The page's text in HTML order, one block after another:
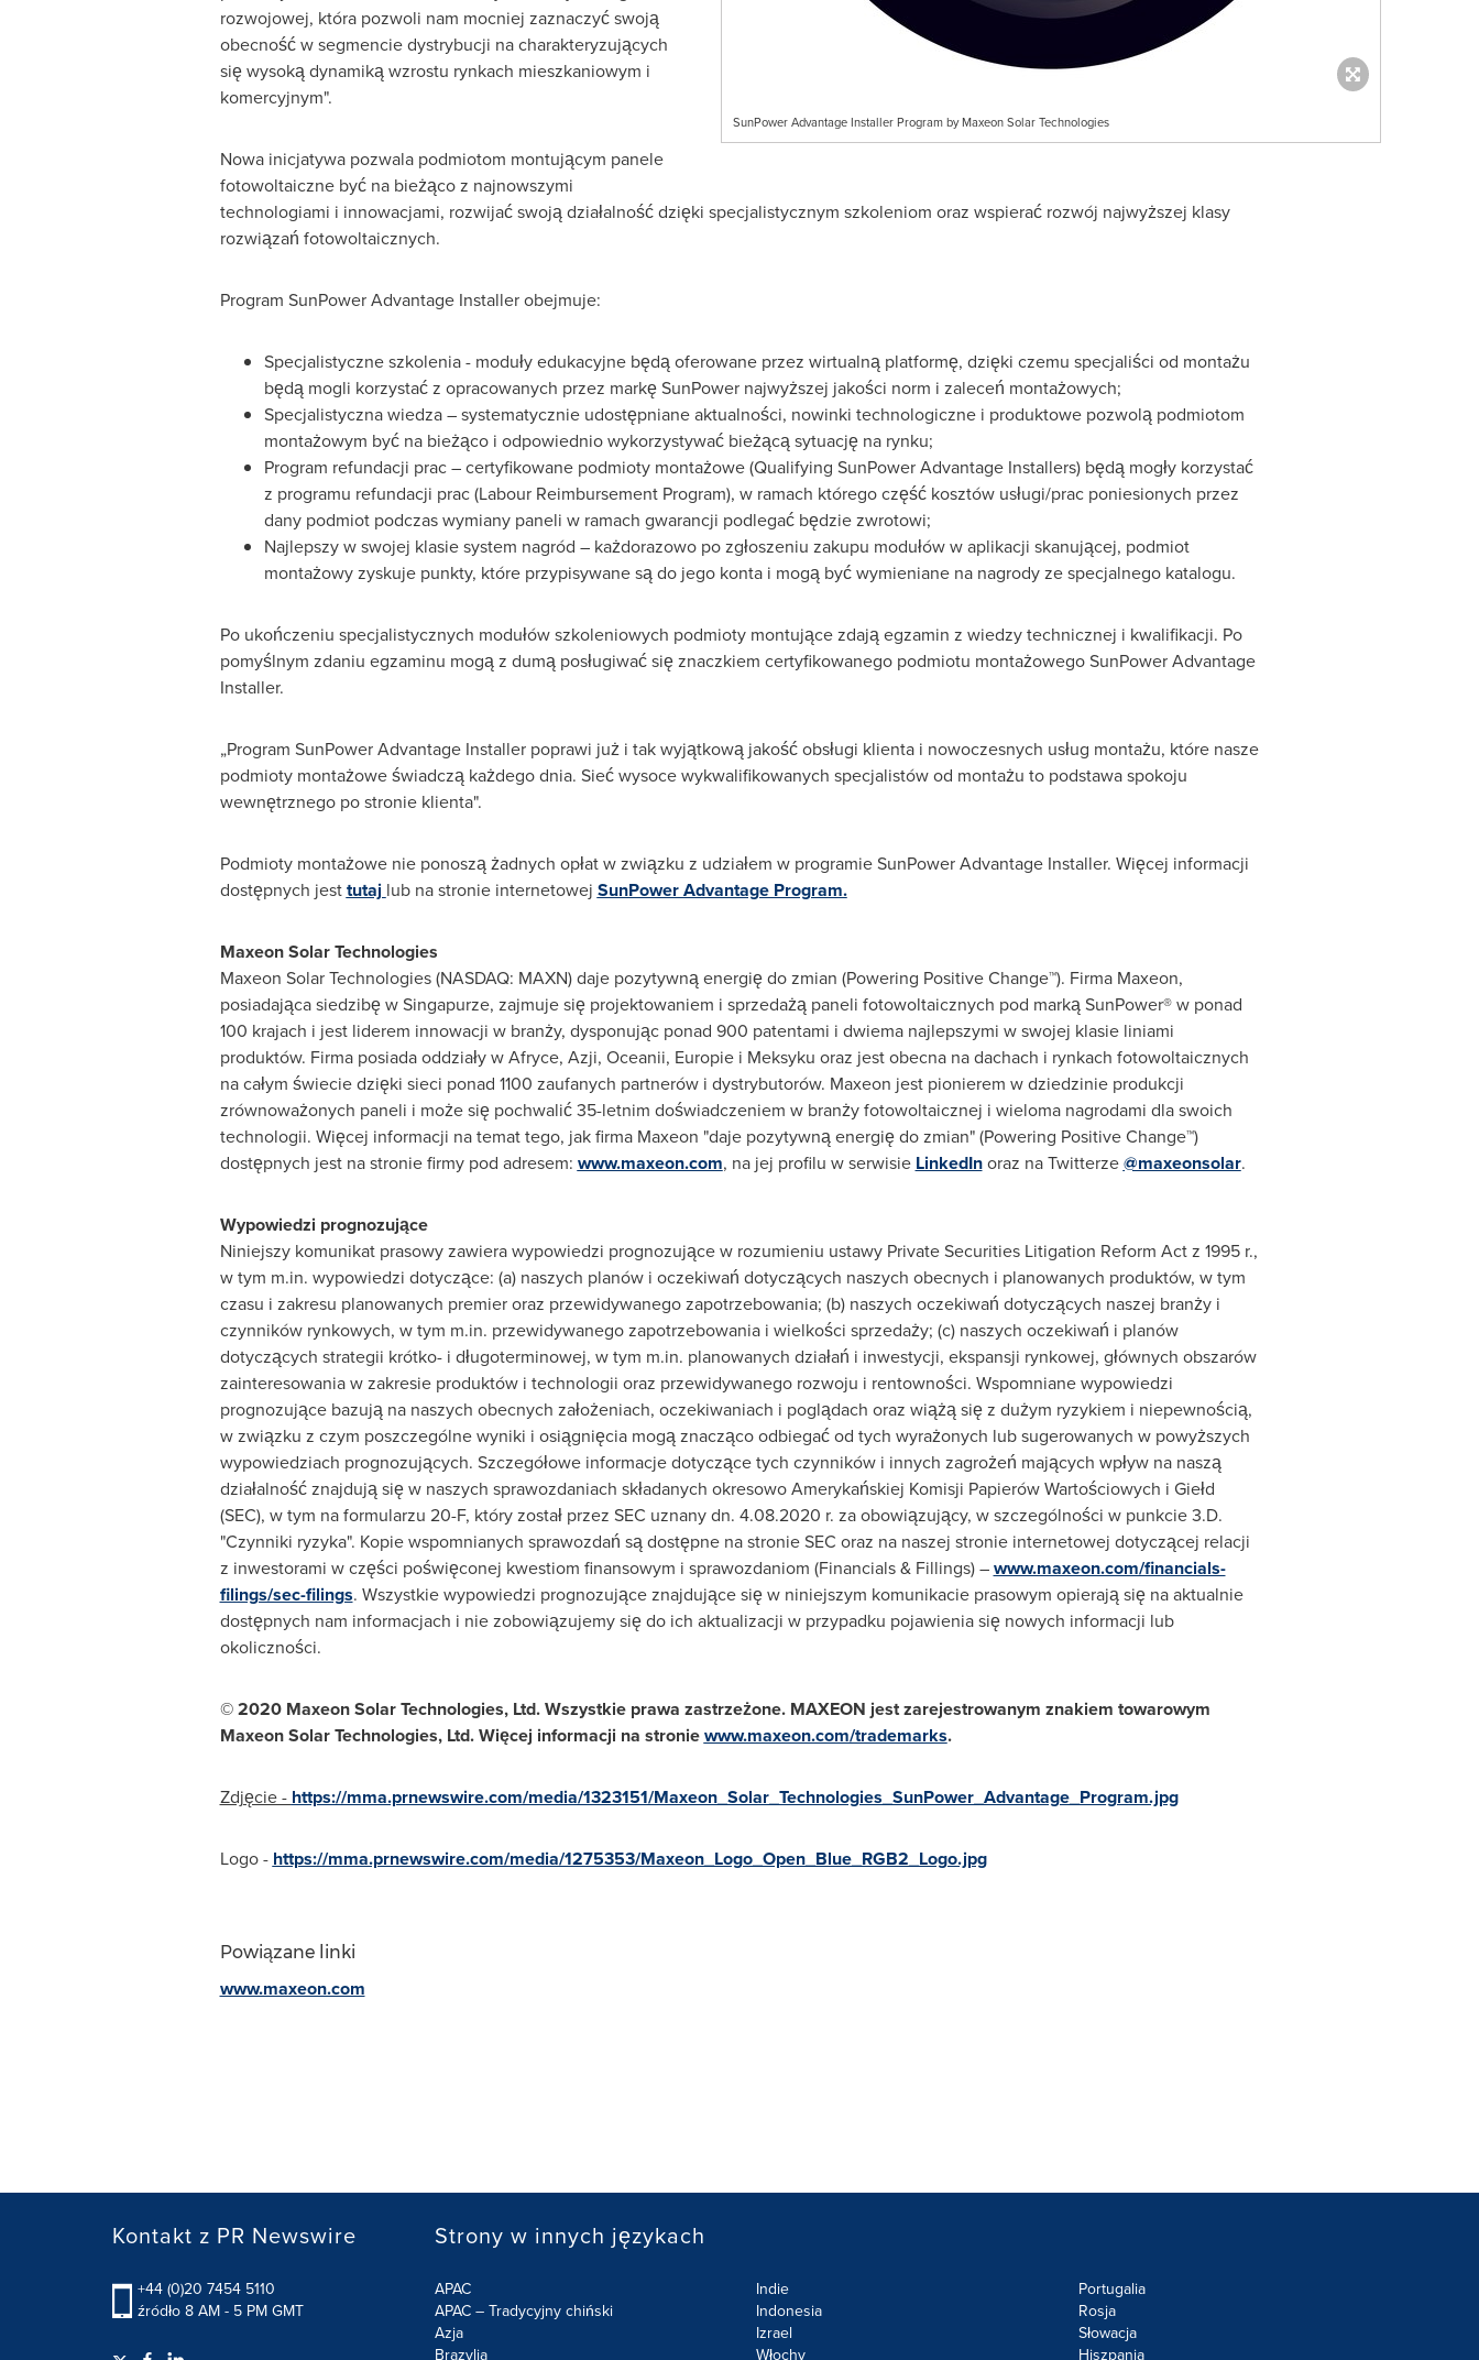
SunPower Advantage Installer Program by Maxeon Solar Technologies
rozwojowej, która pozwoli nam mocniej zaznaczyć swoją
obecność w segmencie dystrybucji na charakteryzujących
się wysoką dynamiką wzrostu rynkach mieszkaniowym i
komercyjnym".
Nowa inicjatywa pozwala podmiotom montującym panele
fotowoltaiczne być na bieżąco z najnowszymi
technologiami i innowacjami, rozwijać swoją działalność dzięki specjalistycznym szkoleniom oraz wspierać rozwój najwyższej klasy
rozwiązań fotowoltaicznych.
Program SunPower Advantage Installer obejmuje:
Specjalistyczne szkolenia - moduły edukacyjne będą oferowane przez wirtualną platformę, dzięki czemu specjaliści od montażu
będą mogli korzystać z opracowanych przez markę SunPower najwyższej jakości norm i zaleceń montażowych;
Specjalistyczna wiedza – systematycznie udostępniane aktualności, nowinki technologiczne i produktowe pozwolą podmiotom
montażowym być na bieżąco i odpowiednio wykorzystywać bieżącą sytuację na rynku;
Program refundacji prac – certyfikowane podmioty montażowe (Qualifying SunPower Advantage Installers) będą mogły korzystać
z programu refundacji prac (Labour Reimbursement Program), w ramach którego część kosztów usługi/prac poniesionych przez
dany podmiot podczas wymiany paneli w ramach gwarancji podlegać będzie zwrotowi;
Najlepszy w swojej klasie system nagród – każdorazowo po zgłoszeniu zakupu modułów w aplikacji skanującej, podmiot
montażowy zyskuje punkty, które przypisywane są do jego konta i mogą być wymieniane na nagrody ze specjalnego katalogu.
Po ukończeniu specjalistycznych modułów szkoleniowych podmioty montujące zdają egzamin z wiedzy technicznej i kwalifikacji. Po
pomyślnym zdaniu egzaminu mogą z dumą posługiwać się znaczkiem certyfikowanego podmiotu montażowego SunPower Advantage
Installer.
„Program SunPower Advantage Installer poprawi już i tak wyjątkową jakość obsługi klienta i nowoczesnych usług montażu, które nasze
podmioty montażowe świadczą każdego dnia. Sieć wysoce wykwalifikowanych specjalistów od montażu to podstawa spokoju
wewnętrznego po stronie klienta".
Podmioty montażowe nie ponoszą żadnych opłat w związku z udziałem w programie SunPower Advantage Installer. Więcej informacji
dostępnych jesttutaj lub na stronie internetowej SunPower Advantage Program.
Maxeon Solar Technologies
Maxeon Solar Technologies (NASDAQ: MAXN) daje pozytywną energię do zmian (Powering Positive Change™). Firma Maxeon,
posiadająca siedzibę w Singapurze, zajmuje się projektowaniem i sprzedażą paneli fotowoltaicznych pod marką SunPower® w ponad
100 krajach i jest liderem innowacji w branży, dysponując ponad 900 patentami i dwiema najlepszymi w swojej klasie liniami
produktów. Firma posiada oddziały w Afryce, Azji, Oceanii, Europie i Meksyku oraz jest obecna na dachach i rynkach fotowoltaicznych
na całym świecie dzięki sieci ponad 1100 zaufanych partnerów i dystrybutorów. Maxeon jest pionierem w dziedzinie produkcji
zrównoważonych paneli i może się pochwalić 35-letnim doświadczeniem w branży fotowoltaicznej i wieloma nagrodami dla swoich
technologii. Więcej informacji na temat tego, jak firma Maxeon "daje pozytywną energię do zmian" (Powering Positive Change™)
dostępnych jest na stronie firmy pod adresem: www.maxeon.com, na jej profilu w serwisie LinkedInoraz na Twitterze@maxeonsolar.
Wypowiedzi prognozujące
Niniejszy komunikat prasowy zawiera wypowiedzi prognozujące w rozumieniu ustawy Private Securities Litigation Reform Act z 1995 r.,
w tym m.in. wypowiedzi dotyczące: (a) naszych planów i oczekiwań dotyczących naszych obecnych i planowanych produktów, w tym
czasu i zakresu planowanych premier oraz przewidywanego zapotrzebowania; (b) naszych oczekiwań dotyczących naszej branży i
czynników rynkowych, w tym m.in. przewidywanego zapotrzebowania i wielkości sprzedaży; (c) naszych oczekiwań i planów
dotyczących strategii krótko- i długoterminowej, w tym m.in. planowanych działań i inwestycji, ekspansji rynkowej, głównych obszarów
zainteresowania w zakresie produktów i technologii oraz przewidywanego rozwoju i rentowności. Wspomniane wypowiedzi
prognozujące bazują na naszych obecnych założeniach, oczekiwaniach i poglądach oraz wiążą się z dużym ryzykiem i niepewnością,
w związku z czym poszczególne wyniki i osiągnięcia mogą znacząco odbiegać od tych wyrażonych lub sugerowanych w powyższych
wypowiedziach prognozujących. Szczegółowe informacje dotyczące tych czynników i innych zagrożeń mających wpływ na naszą
działalność znajdują się w naszych sprawozdaniach składanych okresowo Amerykańskiej Komisji Papierów Wartościowych i Giełd
(SEC), w tym na formularzu 20-F, który został przez SEC uznany dn. 4.08.2020 r. za obowiązujący, w szczególności w punkcie 3.D.
"Czynniki ryzyka". Kopie wspomnianych sprawozdań są dostępne na stronie SEC oraz na naszej stronie internetowej dotyczącej relacji
z inwestorami w części poświęconej kwestiom finansowym i sprawozdaniom (Financials & Fillings) –www.maxeon.com/financials-
filings/sec-filings. Wszystkie wypowiedzi prognozujące znajdujące się w niniejszym komunikacie prasowym opierają się na aktualnie
dostępnych nam informacjach i nie zobowiązujemy się do ich aktualizacji w przypadku pojawienia się nowych informacji lub
okoliczności.
© 2020 Maxeon Solar Technologies, Ltd. Wszystkie prawa zastrzeżone. MAXEON jest zarejestrowanym znakiem towarowym
Maxeon Solar Technologies, Ltd. Więcej informacji na stroniewww.maxeon.com/trademarks.
Zdjęcie - https://mma.prnewswire.com/media/1323151/Maxeon_Solar_Technologies_SunPower_Advantage_Program.jpg
Logo - https://mma.prnewswire.com/media/1275353/Maxeon_Logo_Open_Blue_RGB2_Logo.jpg
Powiązane linki
www.maxeon.com
Kontakt z PR Newswire
+44 (0)20 7454 5110
źródło 8 AM - 5 PM GMT
Strony w innych językach
APAC
APAC – Tradycyjny chiński
Azja
Brazylia
Indie
Indonesia
Izrael
Włochy
Portugalia
Rosja
Słowacja
Hiszpania